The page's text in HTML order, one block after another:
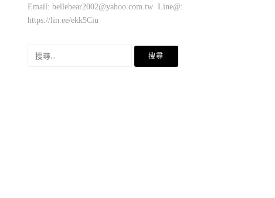
Email: bellebear2002@yahoo.com.tw Line@:
https://lin.ee/ekk5Ciu